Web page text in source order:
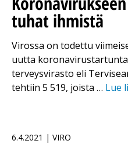
tuhat ihmistä
Virossa on todettu
uutta
terveysvirasto eli
tehtiin 5 519, joista … Lue
6.4.2021 | VIRO